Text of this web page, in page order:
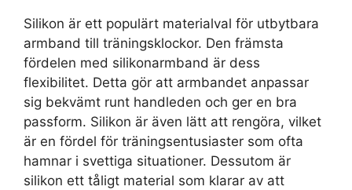
Silikon är ett populärt materialval för utbytbara
armband till träningsklockor. Den främsta
fördelen med silikonarmband är dess
flexibilitet. Detta gör att armbandet anpassar
sig bekvämt runt handleden och ger en bra
passform. Silikon är även lätt att rengöra, vilket
är en fördel för träningsentusiaster som ofta
hamnar i svettiga situationer. Dessutom är
silikon ett tåligt material som klarar av att